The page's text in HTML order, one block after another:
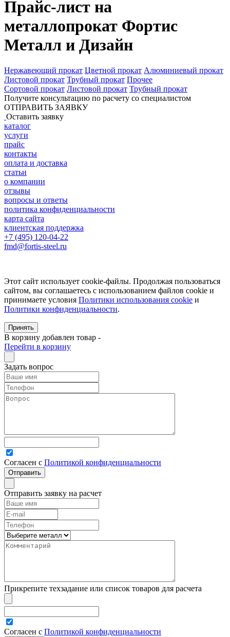
Прайс-лист на
металлопрокат Фортис
Металл и Дизайн
Нержавеющий прокат Цветной прокат Алюминиевый прокат
Листовой прокат Трубный прокат Прочее
Cортовой прокат Листовой прокат Трубный прокат
Получите консультацию по расчету со специалистом
ОТПРАВИТЬ ЗАЯВКУ
Оставить заявку
каталог
услуги
прайс
контакты
оплата и доставка
статьи
о компании
отзывы
вопросы и ответы
политика конфиденциальности
карта сайта
клиентская поддержка
+7 (495) 120-04-22
fmd@fortis-steel.ru
Этот сайт использует cookie-файлы. Продолжая пользоваться
сайтом, вы соглашаетесь с использованием файлов cookie и
принимаете условия Политики использования cookie и
Политики конфиденциальности.
Принять
В корзину добавлен товар -
Перейти в корзину
Задать вопрос
Согласен с Политикой конфиденциальности
Отправить заявку на расчет
Прикрепите техзадание или список товаров для расчета
Согласен с Политикой конфиденциальности